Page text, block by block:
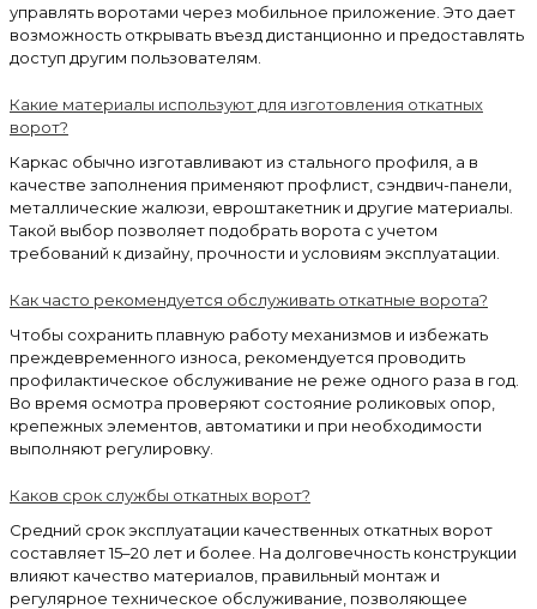
управлять воротами через мобильное приложение. Это дает
возможность открывать въезд дистанционно и предоставлять
доступ другим пользователям.
Какие материалы используют для изготовления откатных
ворот?
Каркас обычно изготавливают из стального профиля, а в
качестве заполнения применяют профлист, сэндвич-панели,
металлические жалюзи, евроштакетник и другие материалы.
Такой выбор позволяет подобрать ворота с учетом
требований к дизайну, прочности и условиям эксплуатации.
Как часто рекомендуется обслуживать откатные ворота?
Чтобы сохранить плавную работу механизмов и избежать
преждевременного износа, рекомендуется проводить
профилактическое обслуживание не реже одного раза в год.
Во время осмотра проверяют состояние роликовых опор,
крепежных элементов, автоматики и при необходимости
выполняют регулировку.
Каков срок службы откатных ворот?
Средний срок эксплуатации качественных откатных ворот
составляет 15–20 лет и более. На долговечность конструкции
влияют качество материалов, правильный монтаж и
регулярное техническое обслуживание, позволяющее